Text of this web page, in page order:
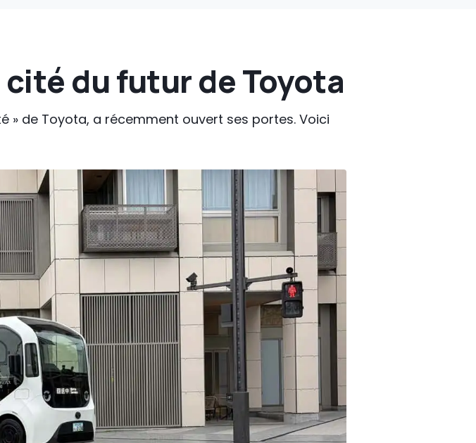
du futur de Toyota
» de Toyota, a récemment ouvert ses portes. Voici